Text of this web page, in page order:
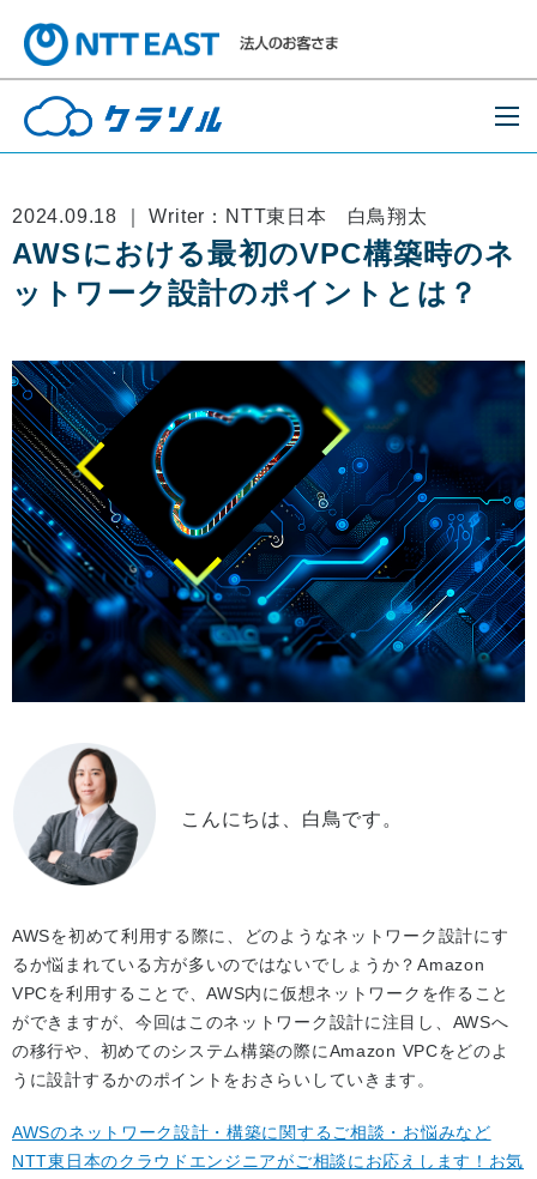
2024.09.18 ｜ Writer：NTT東日本 白鳥翔太
AWSにおける最初のVPC構築時のネ
ットワーク設計のポイントとは？
こんにちは、白鳥です。
AWSを初めて利用する際に、どのようなネットワーク設計にす
るか悩まれている方が多いのではないでしょうか？Amazon
VPCを利用することで、AWS内に仮想ネットワークを作ること
ができますが、今回はこのネットワーク設計に注目し、AWSへ
の移行や、初めてのシステム構築の際にAmazon VPCをどのよ
うに設計するかのポイントをおさらいしていきます。
AWSのネットワーク設計・構築に関するご相談・お悩みなど
NTT東日本のクラウドエンジニアがご相談にお応えします！お気